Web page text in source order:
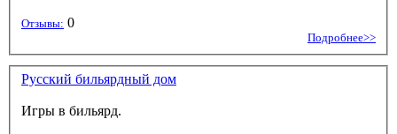
Отзывы: 0
Подробнее>>
Русский бильярдный дом
Игры в бильярд.